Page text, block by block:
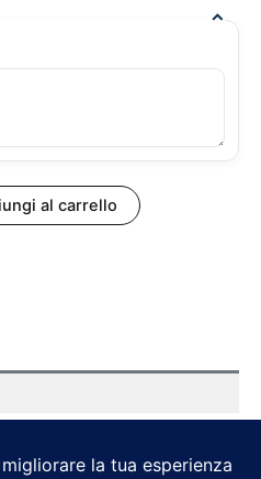
⌃
al carrello
peperoni al forno